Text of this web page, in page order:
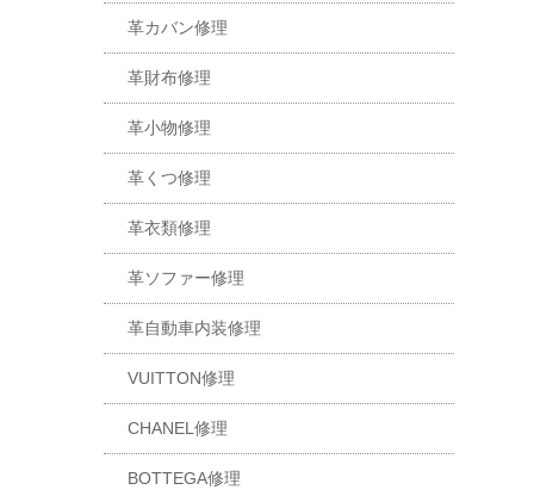
革カバン修理
革財布修理
革小物修理
革くつ修理
革衣類修理
革ソファー修理
革自動車内装修理
VUITTON修理
CHANEL修理
BOTTEGA修理